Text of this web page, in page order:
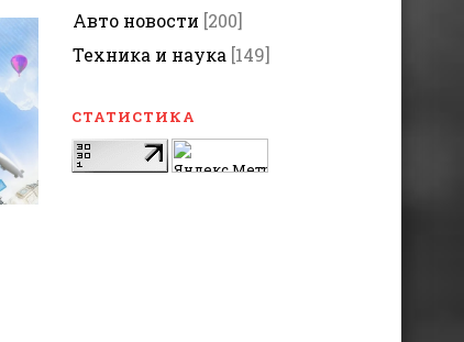
Авто новости [200]
Техника и наука [149]
СТАТИСТИКА